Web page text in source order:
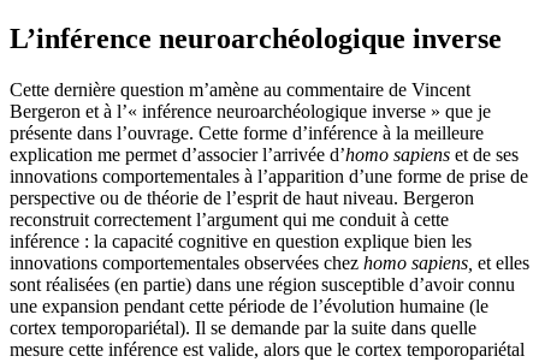
L’inférence neuroarchéologique inverse
Cette dernière question m’amène au commentaire de Vincent
Bergeron et à l’« inférence neuroarchéologique inverse » que je
présente dans l’ouvrage. Cette forme d’inférence à la meilleure
explication me permet d’associer l’arrivée d’homo sapiens et de ses
innovations comportementales à l’apparition d’une forme de prise de
perspective ou de théorie de l’esprit de haut niveau. Bergeron
reconstruit correctement l’argument qui me conduit à cette
inférence : la capacité cognitive en question explique bien les
innovations comportementales observées chez homo sapiens, et elles
sont réalisées (en partie) dans une région susceptible d’avoir connu
une expansion pendant cette période de l’évolution humaine (le
cortex temporopariétal). Il se demande par la suite dans quelle
mesure cette inférence est valide, alors que le cortex temporopariétal